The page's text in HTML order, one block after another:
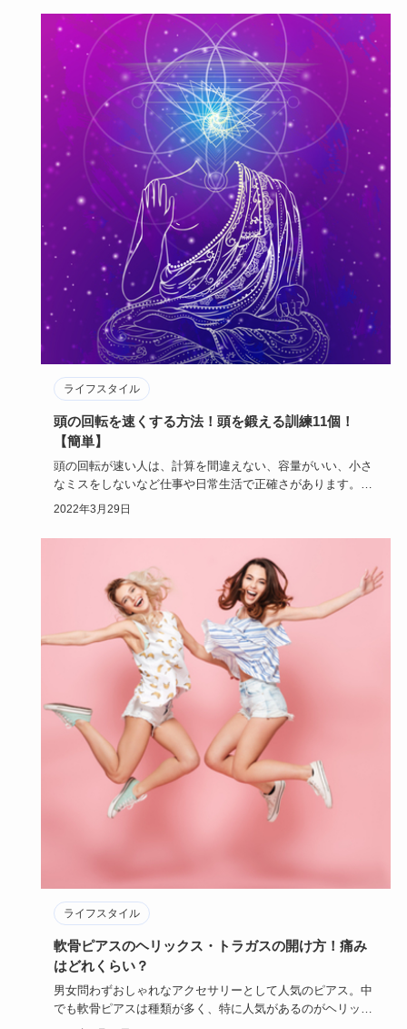
ライフスタイル
頭の回転を速くする方法！頭を鍛える訓練11個！
【簡単】
頭の回転が速い人は、計算を間違えない、容量がいい、小さ
なミスをしないなど仕事や日常生活で正確さがあります。
頭の回転を速…
2022年3月29日
ライフスタイル
軟骨ピアスのヘリックス・トラガスの開け方！痛み
はどれくらい？
男女問わずおしゃれなアクセサリーとして人気のピアス。中
でも軟骨ピアスは種類が多く、特に人気があるのがヘリック